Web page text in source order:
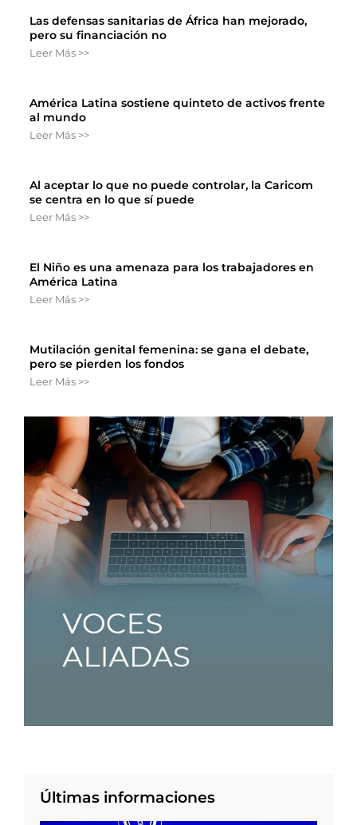
Las defensas sanitarias de África han mejorado,
pero su financiación no
Leer Más >>
América Latina sostiene quinteto de activos frente
al mundo
Leer Más >>
Al aceptar lo que no puede controlar, la Caricom
se centra en lo que sí puede
Leer Más >>
El Niño es una amenaza para los trabajadores en
América Latina
Leer Más >>
Mutilación genital femenina: se gana el debate,
pero se pierden los fondos
Leer Más >>
Últimas informaciones